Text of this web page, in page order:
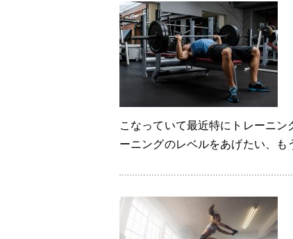
こなっていて最近特にトレーニ
ーニングのレベルをあげたい、